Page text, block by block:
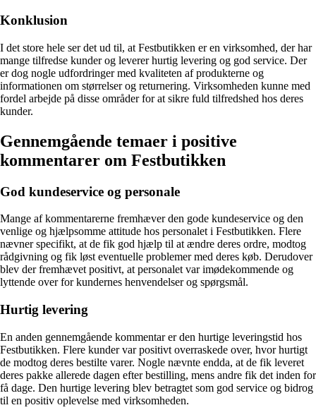
Konklusion
I det store hele ser det ud til, at Festbutikken er en virksomhed, der har
mange tilfredse kunder og leverer hurtig levering og god service. Der
er dog nogle udfordringer med kvaliteten af produkterne og
informationen om størrelser og returnering. Virksomheden kunne med
fordel arbejde på disse områder for at sikre fuld tilfredshed hos deres
kunder.
Gennemgående temaer i positive
kommentarer om Festbutikken
God kundeservice og personale
Mange af kommentarerne fremhæver den gode kundeservice og den
venlige og hjælpsomme attitude hos personalet i Festbutikken. Flere
nævner specifikt, at de fik god hjælp til at ændre deres ordre, modtog
rådgivning og fik løst eventuelle problemer med deres køb. Derudover
blev der fremhævet positivt, at personalet var imødekommende og
lyttende over for kundernes henvendelser og spørgsmål.
Hurtig levering
En anden gennemgående kommentar er den hurtige leveringstid hos
Festbutikken. Flere kunder var positivt overraskede over, hvor hurtigt
de modtog deres bestilte varer. Nogle nævnte endda, at de fik leveret
deres pakke allerede dagen efter bestilling, mens andre fik det inden for
få dage. Den hurtige levering blev betragtet som god service og bidrog
til en positiv oplevelse med virksomheden.